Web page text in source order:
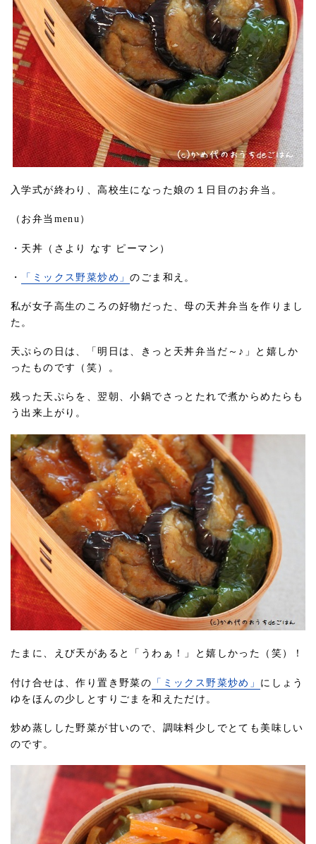
入学式が終わり、高校生になった娘の１日目のお弁当。
（お弁当menu）
・天丼（さより なす ピーマン）
・ 「ミックス野菜炒め」のごま和え。
私が女子高生のころの好物だった、母の天丼弁当を作りまし
た。
天ぷらの日は、「明日は、きっと天丼弁当だ～♪」と嬉しか
ったものです（笑）。
残った天ぷらを、翌朝、小鍋でさっとたれで煮からめたらも
う出来上がり。
たまに、えび天があると「うわぁ！」と嬉しかった（笑）！
付け合せは、作り置き野菜の 「ミックス野菜炒め」 にしょう
ゆをほんの少しとすりごまを和えただけ。
炒め蒸しした野菜が甘いので、調味料少しでとても美味しい
のです。